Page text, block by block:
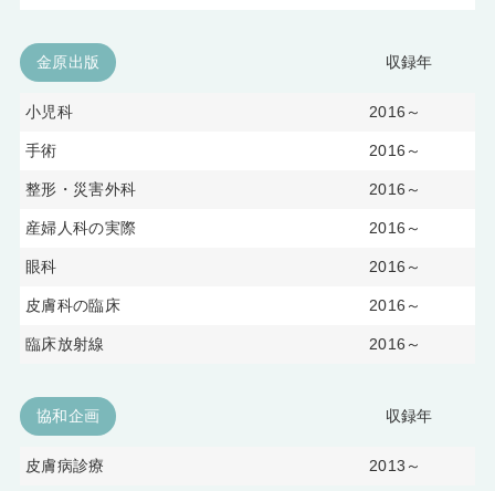
金原出版 収録年
小児科 2016～
手術 2016～
整形・災害外科 2016～
産婦人科の実際 2016～
眼科 2016～
皮膚科の臨床 2016～
臨床放射線 2016～
協和企画 収録年
皮膚病診療 2013～